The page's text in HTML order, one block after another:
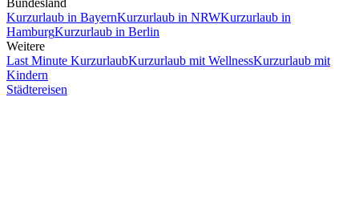
Kurzurlaub in BayernKurzurlaub in NRWKurzurlaub in
HamburgKurzurlaub in Berlin
Weitere
Last Minute KurzurlaubKurzurlaub mit WellnessKurzurlaub mit
Kindern
Städtereisen